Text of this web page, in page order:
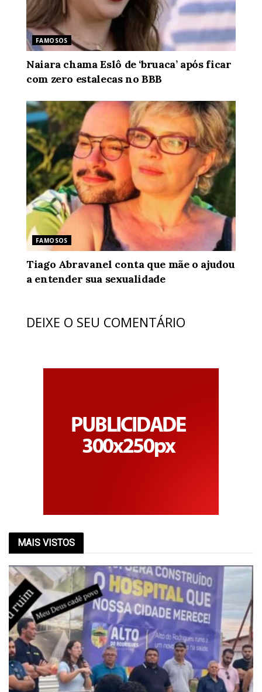
FAMOSOS
Naiara chama Eslô de ‘bruaca’ após ficar
com zero estalecas no BBB
FAMOSOS
Tiago Abravanel conta que mãe o ajudou
a entender sua sexualidade
DEIXE O SEU COMENTÁRIO
MAIS VISTOS